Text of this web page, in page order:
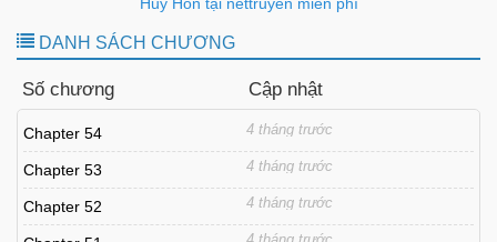
DANH SÁCH CHƯƠNG
Số chương Cập nhật
Chapter 54 4 tháng trước
Chapter 53 4 tháng trước
Chapter 52 4 tháng trước